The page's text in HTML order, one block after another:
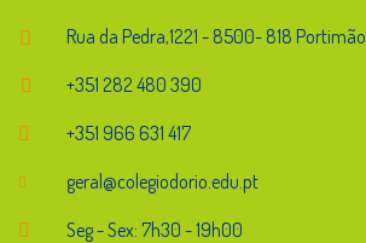
Rua da Pedra,1221 - 8500- 818 Portimão
+351 282 480 390
+351 966 631 417
geral@colegiodorio.edu.pt
Seg - Sex: 7h30 - 19h00